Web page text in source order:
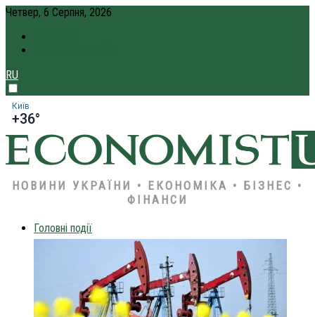
Четвер, 6 Серпня, 2026
RU
Київ
+36°
НОВИНИ УКРАЇНИ • ЕКОНОМІКА • БІЗНЕС •
ФІНАНСИ
Головні події